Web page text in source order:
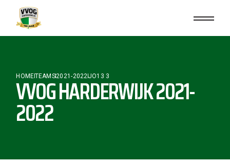
HOMETEAMS2021-2022JO13 3
VVOG HARDERWIJK 2021-
2022